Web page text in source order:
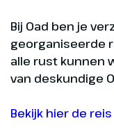
Bij Oad ben je
georganiseerde
alle rust kunnen
van deskundige
Bekijk hier de reis